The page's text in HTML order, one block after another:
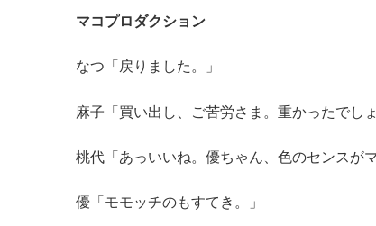
マコプロダクション
なつ「戻りました。」
麻子「買い出し、ご苦労さま。重かったでし
桃代「あっいいね。優ちゃん、色のセンスが
優「モモッチのもすてき。」